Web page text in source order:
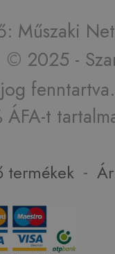
Műszaki
© 2025 -
fenntartva.
t
termékek -